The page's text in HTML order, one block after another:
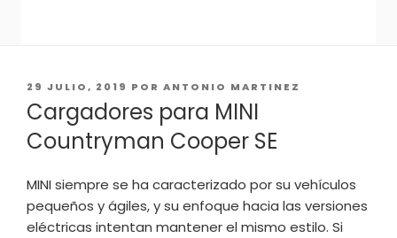
PUBLICADO
EL
29 JULIO, 2019 POR ANTONIO MARTINEZ
Cargadores para MINI
Countryman Cooper SE
MINI siempre se ha caracterizado por su vehículos
pequeños y ágiles, y su enfoque hacia las versiones
eléctricas intentan mantener el mismo estilo. Si